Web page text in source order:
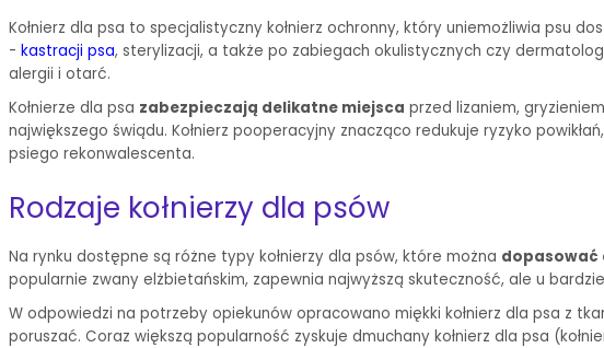
Kołnierz dla psa to specjalistyczny kołnierz ochronny, który uniemożliwia psu
- kastracji psa, sterylizacji, a także po zabiegach okulistycznych czy
alergii i otarć.
Kołnierze dla psa zabezpieczają delikatne miejsca przed lizaniem,
największego świądu. Kołnierz pooperacyjny znacząco redukuje ryzyko
psiego rekonwalescenta.
Rodzaje kołnierzy dla psów
Na rynku dostępne są różne typy kołnierzy dla psów, które można dopasować
popularnie zwany elżbietańskim, zapewnia najwyższą skuteczność, ale u
W odpowiedzi na potrzeby opiekunów opracowano miękki kołnierz dla psa z
poruszać. Coraz większą popularność zyskuje dmuchany kołnierz dla psa